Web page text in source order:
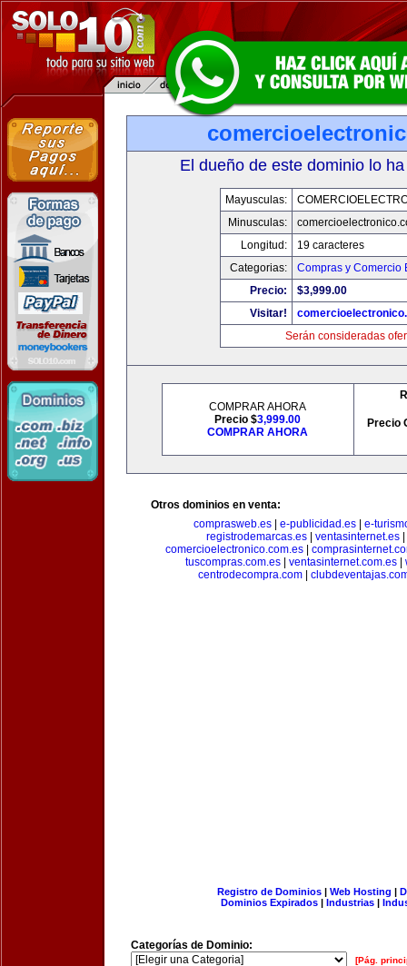
El dueño de este dominio lo
Mayusculas:
Minusculas:
Longitud:
19 caracteres
Categorias:
Compras y Comercio
Precio:
$3,999.00
Visitar!
Serán consideradas
COMPRAR AHORA
Precio $3,999.00
COMPRAR AHORA
Precio
Otros dominios en venta:
comprasweb.es
e-publicidad.es
e-
registrodemarcas.es| ventasinternet.es|
comercioelectronico.com.es
tuscompras.com.es| ventasinternet.com.es|
centrodecompra.com
Registro de Dominios| Web Hosting |
Dominios Expirados | Industrias |
Categorías de Dominio:
[Pág.